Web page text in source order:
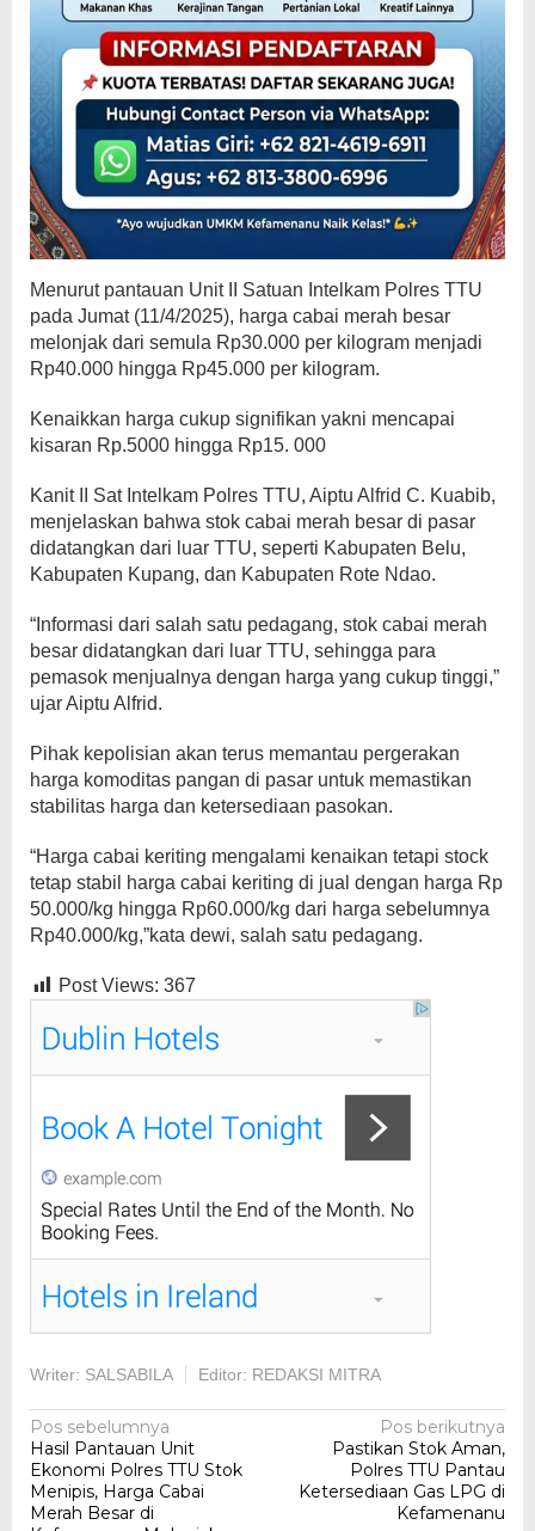
Menurut pantauan Unit II Satuan Intelkam Polres TTU
pada Jumat (11/4/2025), harga cabai merah besar
melonjak dari semula Rp30.000 per kilogram menjadi
Rp40.000 hingga Rp45.000 per kilogram.
Kenaikkan harga cukup signifikan yakni mencapai
kisaran Rp.5000 hingga Rp15. 000
Kanit II Sat Intelkam Polres TTU, Aiptu Alfrid C. Kuabib,
menjelaskan bahwa stok cabai merah besar di pasar
didatangkan dari luar TTU, seperti Kabupaten Belu,
Kabupaten Kupang, dan Kabupaten Rote Ndao.
“Informasi dari salah satu pedagang, stok cabai merah
besar didatangkan dari luar TTU, sehingga para
pemasok menjualnya dengan harga yang cukup tinggi,”
ujar Aiptu Alfrid.
Pihak kepolisian akan terus memantau pergerakan
harga komoditas pangan di pasar untuk memastikan
stabilitas harga dan ketersediaan pasokan.
“Harga cabai keriting mengalami kenaikan tetapi stock
tetap stabil harga cabai keriting di jual dengan harga Rp
50.000/kg hingga Rp60.000/kg dari harga sebelumnya
Rp40.000/kg,”kata dewi, salah satu pedagang.
Post Views: 367
Writer: SALSABILA Editor: REDAKSI MITRA
Navigasi
pos
Pos sebelumnya
Hasil Pantauan Unit
Ekonomi Polres TTU Stok
Menipis, Harga Cabai
Merah Besar di
Pos berikutnya
Pastikan Stok Aman,
Polres TTU Pantau
Ketersediaan Gas LPG di
Kefamenanu